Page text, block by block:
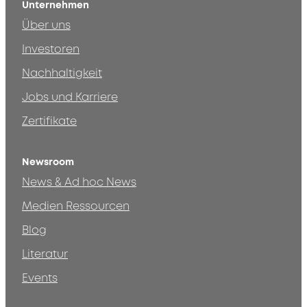
Unternehmen
Über uns
Investoren
Nachhaltigkeit
Jobs und Karriere
Zertifikate
Newsroom
News & Ad hoc News
Medien Ressourcen
Blog
Literatur
Events